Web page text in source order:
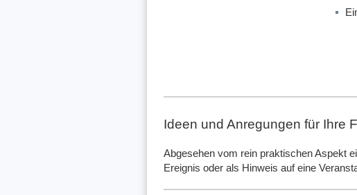
Ideen und Anregungen für Ihre
Abgesehen vom rein praktischen Aspekt
Ereignis oder als Hinweis auf eine